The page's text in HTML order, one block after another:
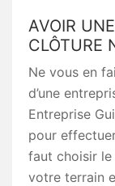
AVOIR
CLÔTURE
Ne vous en
d’une
Entreprise
pour
faut choisir
votre terrain